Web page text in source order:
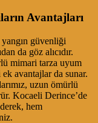
Avantajları
yangın güvenliği
da göz alıcıdır.
mimari tarza uyum
ek avantajlar da sunar.
uzun ömürlü
Kocaeli Derince’de
hem